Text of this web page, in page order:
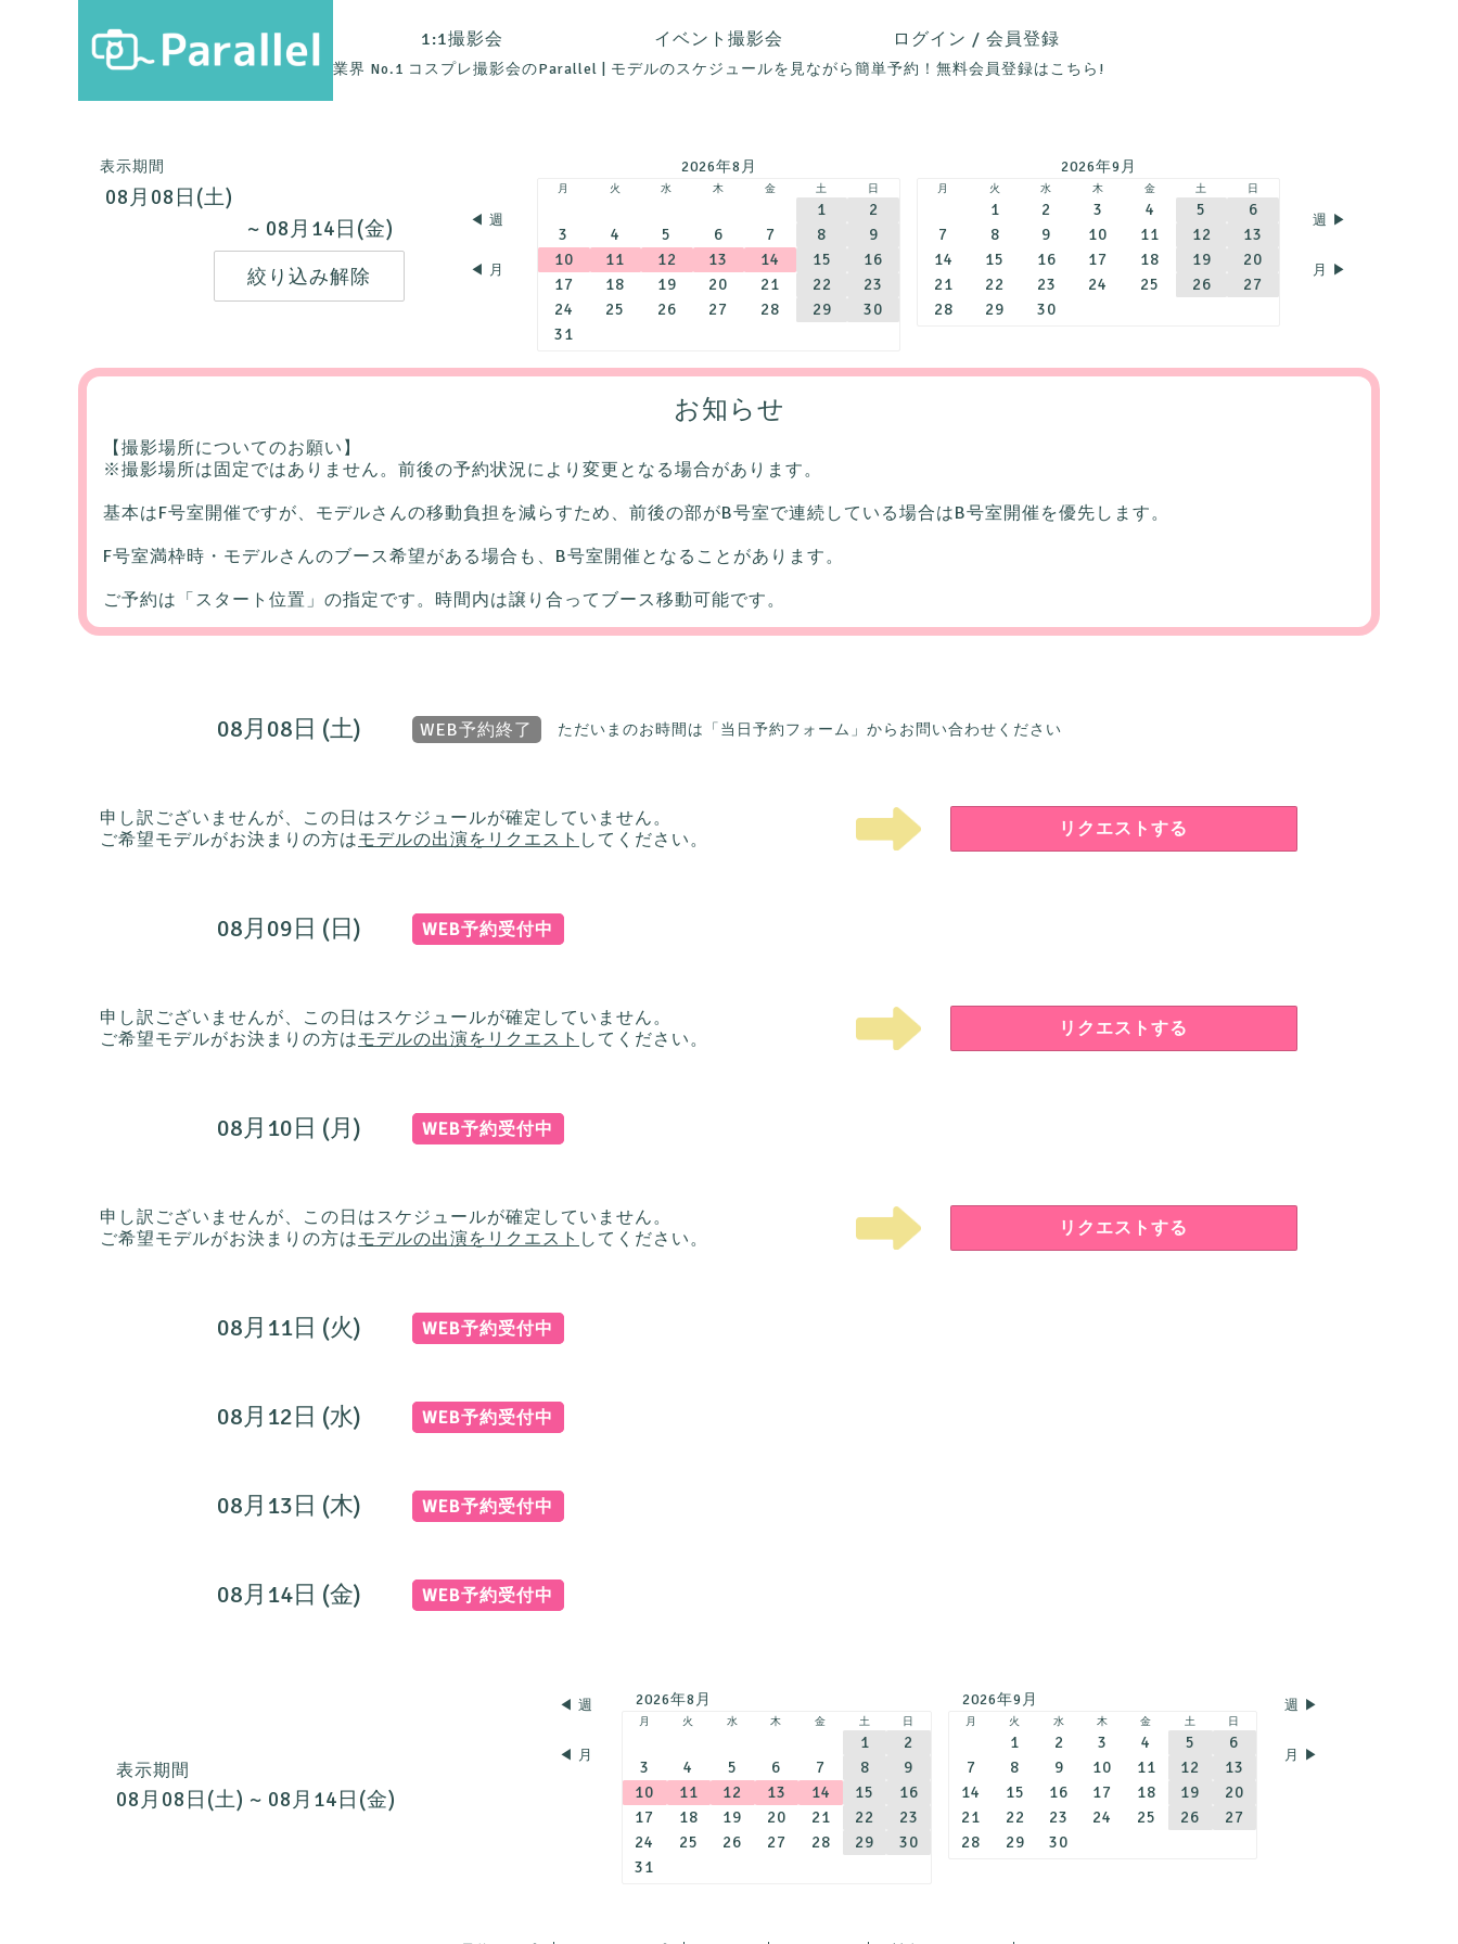
1:1撮影会 イベント撮影会 ログイン / 会員登録
業界 No.1 コスプレ撮影会のParallel | モデルのスケジュールを見ながら簡単予約！無料会員登録はこちら !
表示期間
08月08日(土)
~ 08月14日(金)
◀︎ 週
◀︎ 月
2026年8月
月 火 水 木 金 土 日
1
2
3
4 5 6 7 8
9
10
11 12 13 14 15
16
17
18 19 20 21 22
23
24
25 26 27 28 29
30
31
2026年9月
月 火 水 木 金 土 日
1 2 3 4 5
6
7
8 9 10 11 12
13
14
15 16 17 18 19
20
21
22 23 24 25 26
27
28
29 30
週 ▶︎
月 ▶︎
お知らせ
【撮影場所についてのお願い】
※撮影場所は固定ではありません。前後の予約状況により変更となる場合があります。
基本はF号室開催ですが、モデルさんの移動負担を減らすため、前後の部がB号室で連続している場合はB号室開催を優先します。
F号室満枠時・モデルさんのブース希望がある場合も、B号室開催となることがあります。
ご予約は「スタート位置」の指定です。時間内は譲り合ってブース移動可能です。
08月08日 (土) WEB予約終了 ただいまのお時間は「当日予約フォーム」からお問い合わせください
申し訳ございませんが、この日はスケジュールが確定していません。
ご希望モデルがお決まりの方はモデルの出演をリクエスト してください。 リクエストする
08月09日 (日) WEB予約受付中
申し訳ございませんが、この日はスケジュールが確定していません。
ご希望モデルがお決まりの方はモデルの出演をリクエスト してください。 リクエストする
08月10日 (月) WEB予約受付中
申し訳ございませんが、この日はスケジュールが確定していません。
ご希望モデルがお決まりの方はモデルの出演をリクエスト してください。 リクエストする
08月11日 (火) WEB予約受付中
08月12日 (水) WEB予約受付中
08月13日 (木) WEB予約受付中
08月14日 (金) WEB予約受付中
表示期間
08月08日(土) ~ 08月14日(金)
◀︎ 週
◀︎ 月
2026年8月
月 火 水 木 金 土 日
1
2
3
4 5 6 7 8
9
10
11 12 13 14 15
16
17
18 19 20 21 22
23
24
25 26 27 28 29
30
31
2026年9月
月 火 水 木 金 土 日
1 2 3 4 5
6
7
8 9 10 11 12
13
14
15 16 17 18 19
20
21
22 23 24 25 26
27
28
29 30
週 ▶︎
月 ▶︎